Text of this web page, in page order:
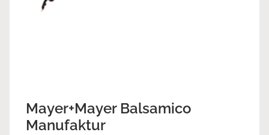
Mayer+Mayer Balsamico
Manufaktur